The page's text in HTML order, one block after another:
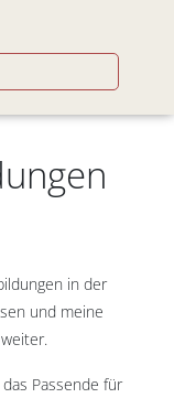
in der
und meine
Passende für